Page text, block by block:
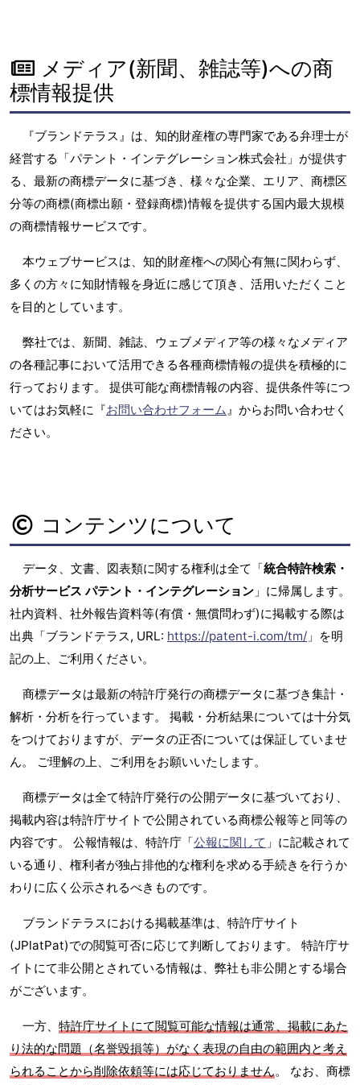
メディア(新聞、雑誌等)への商
標情報提供
『ブランドテラス』は、知的財産権の専門家である弁理士が
経営する「パテント・インテグレーション株式会社」が提供す
る、最新の商標データに基づき、様々な企業、エリア、商標区
分等の商標(商標出願・登録商標)情報を提供する国内最大規模
の商標情報サービスです。
本ウェブサービスは、知的財産権への関心有無に関わらず、
多くの方々に知財情報を身近に感じて頂き、活用いただくこと
を目的としています。
弊社では、新聞、雑誌、ウェブメディア等の様々なメディア
の各種記事において活用できる各種商標情報の提供を積極的に
行っております。 提供可能な商標情報の内容、提供条件等につ
いてはお気軽に『お問い合わせフォーム』からお問い合わせく
ださい。
コンテンツについて
データ、文書、図表類に関する権利は全て「統合特許検索・
分析サービス パテント・インテグレーション 」に帰属します。
社内資料、社外報告資料等(有償・無償問わず)に掲載する際は
出典「ブランドテラス, URL: https://patent-i.com/tm/ 」を明
記の上、ご利用ください。
商標データは最新の特許庁発行の商標データに基づき集計・
解析・分析を行っています。 掲載・分析結果については十分気
をつけておりますが、データの正否については保証していませ
ん。 ご理解の上、ご利用をお願いいたします。
商標データは全て特許庁発行の公開データに基づいており、
掲載内容は特許庁サイトで公開されている商標公報等と同等の
内容です。 公報情報は、特許庁「公報に関して 」に記載されて
いる通り、権利者が独占排他的な権利を求める手続きを行うか
わりに広く公示されるべきものです。
ブランドテラスにおける掲載基準は、特許庁サイト
(JPlatPat)での閲覧可否に応じて判断しております。 特許庁サ
イトにて非公開とされている情報は、弊社も非公開とする場合
がございます。
一方、 特許庁サイトにて閲覧可能な情報は通常、掲載にあた
り法的な問題（名誉毀損等）がなく表現の自由の範囲内と考え
られることから削除依頼等には応じておりません。 なお、商標